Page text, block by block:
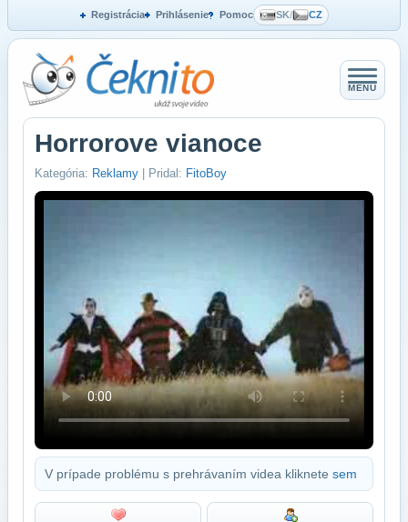
Registrácia Prihlásenie Pomoc SK/ CZ
MENU
Horrorove vianoce
Kategória: Reklamy | Pridal: FitoBoy
V prípade problému s prehrávaním videa kliknete sem